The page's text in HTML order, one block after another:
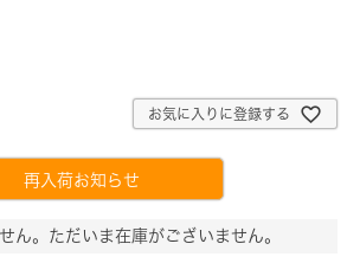
お気に入りに登録する
再入荷お知らせ
ん。ただいま在庫がございません。